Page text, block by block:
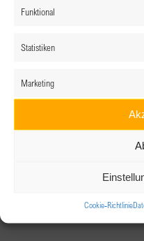
Funktional
Statistiken
Marketing
Cookie-Richtlinie